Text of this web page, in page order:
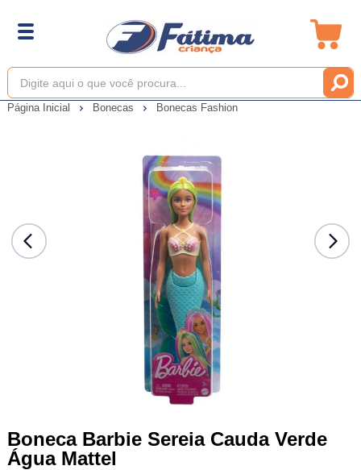
Página Inicial Bonecas Bonecas Fashion
Boneca Barbie Sereia Cauda Verde
Água Mattel